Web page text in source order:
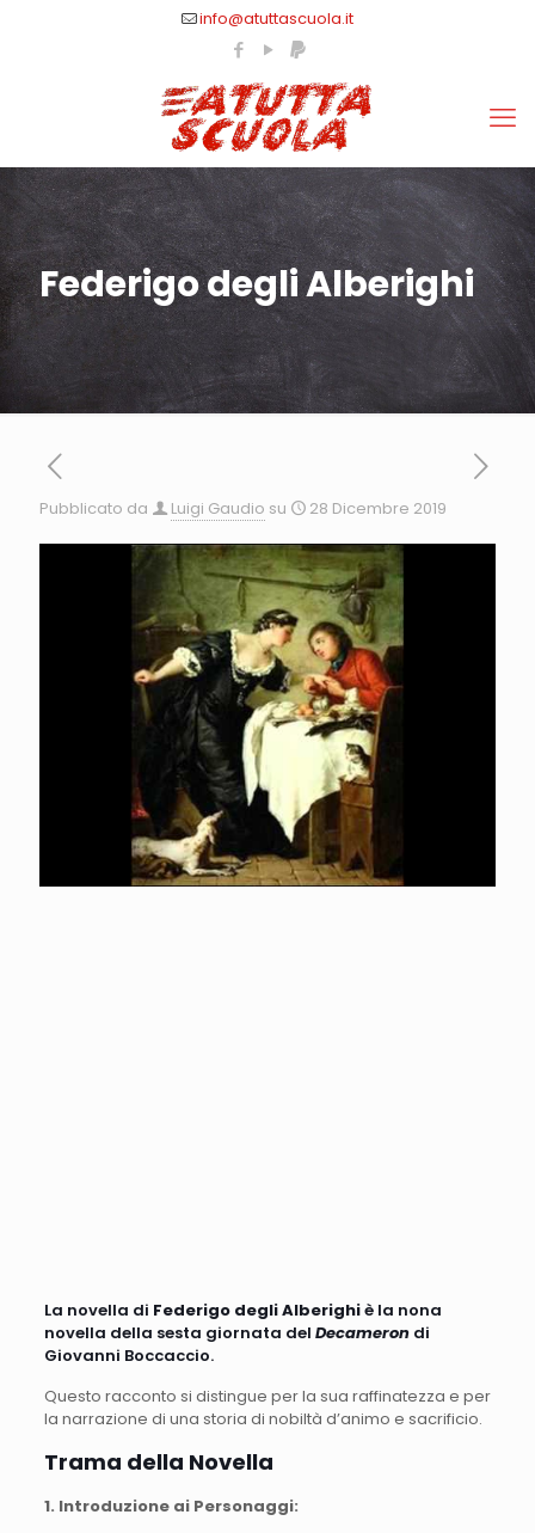
info@atuttascuola.it
Federigo degli Alberighi
Pubblicato da Luigi Gaudio su 28 Dicembre 2019
La novella di Federigo degli Alberighiè la nona
novella della sesta giornata del Decamerondi
Giovanni Boccaccio.
Questo racconto si distingue per la sua raffinatezza e per
la narrazione di una storia di nobiltà d’animo e sacrificio.
Trama della Novella
1. Introduzione ai Personaggi: